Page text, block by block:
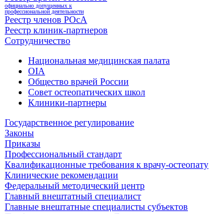
официально допущенных к
профессиональной деятельности
Реестр членов РОсА
Реестр клиник-партнеров
Сотрудничество
Национальная медицинская палата
OIA
Общество врачей России
Совет остеопатических школ
Клиники-партнеры
Государственное регулирование
Законы
Приказы
Профессиональный стандарт
Квалификационные требования к врачу-остеопату
Клинические рекомендации
Федеральный методический центр
Главный внештатный специалист
Главные внештатные специалисты субъектов